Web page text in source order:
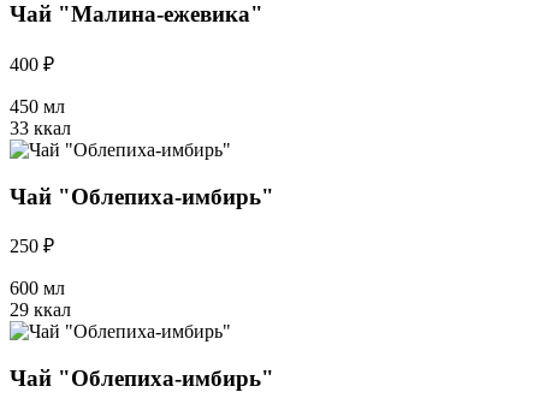
Чай "Малина-ежевика"
400 ₽
450 мл
33 ккал
Чай "Облепиха-имбирь"
250 ₽
600 мл
29 ккал
Чай "Облепиха-имбирь"